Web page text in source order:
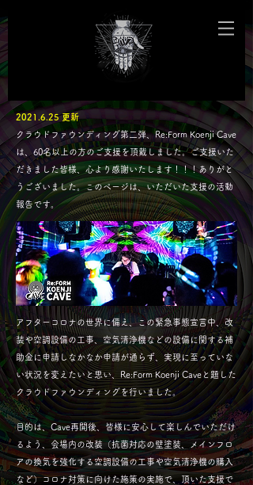
2021.6.25更新
クラウドファウンディング第二弾、Re:Form Koenji Cave
は、60名以上の方のご支援を頂戴しました。ご支援いた
だきました皆様、心より感謝いたします！！！​ありがと
うございました。このページは、いただいた支援の活動
報告です。
アフターコロナの世界に備え、この緊急事態宣言中、改
装や空調設備の工事、空気清浄機などの設備に関する補
助金に申請しなかなか申請が通らず、実現に至っていな
い状況を変えたいと思い、Re:Form Koenji Caveと題した
クラウドファウンディングを行いました。
目的は、Cave再開後、皆様に安心して楽しんでいただけ
るよう、会場内の改装（抗菌対応の壁塗装、メインフロ
アの換気を強化する空調設備の工事や空気清浄機の購入
など）コロナ対策に向けた施策の実施で、頂いた支援で